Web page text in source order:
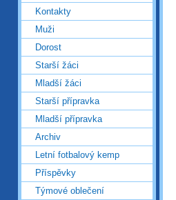
Kontakty
Muži
Dorost
Starší žáci
Mladší žáci
Starší přípravka
Mladší přípravka
Archiv
Letní fotbalový kemp
Příspěvky
Týmové oblečení